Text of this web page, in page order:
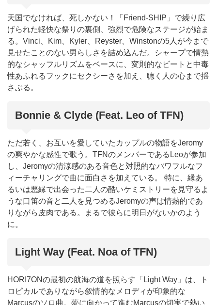
天国でなければ、死しかない！「Friend-SHIP」で繰り広
げられた軽快な祭りの裏側、強烈で危険なステージが始ま
る。Vinci、Kim、Kyler、Reyster、Winstonの5人が今まで
見せたことのない男らしさを詰め込んだ。シャープで情熱
的なシャッフルリズムをベースに、変則的なビートと中毒
性あふれるフックにセクシーさを加え、聴く人の心まで揺
さぶる。
Bonnie & Clyde (Feat. Leo of TFN)
ただ若く、お互いを愛していたカップルの物語をJeromy
の爽やかな感性で歌う。TFNのメンバーであるLeoが参加
し、Jeromyの清涼感のある音色と対照的なパワフルなフ
ィーチャリングで曲に面白さを加えている。 特に、縁あ
るいは悪縁で出会った二人の酷いケミストリーを見守るよ
うな口笛の音と二人を見つめるJeromyの声は情熱的であ
りながら皮肉である。まるで彼らに明日がないかのよう
に。
Light Way (Feat. Noa of TFN)
HORI7ONの最初の航海の道を照らす「Light Way」は、ト
ロピカルでありながら叙情的なメロディが印象的な
Marcusのソロ曲。夢に向かって進むMarcusの切実で熱い